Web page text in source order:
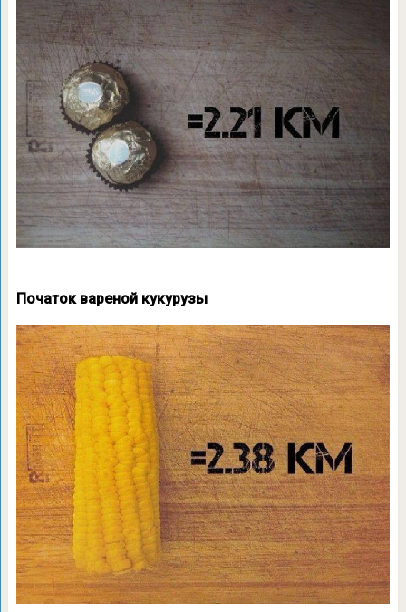
Початок вареной кукурузы